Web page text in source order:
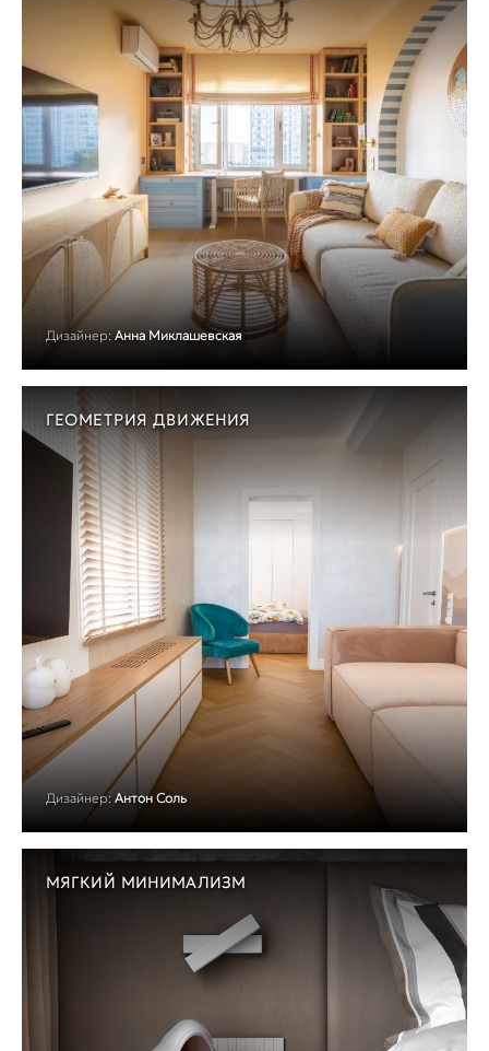
Дизайнер: Анна Миклашевская
ГЕОМЕТРИЯ ДВИЖЕНИЯ
Дизайнер: Антон Соль
МЯГКИЙ МИНИМАЛИЗМ